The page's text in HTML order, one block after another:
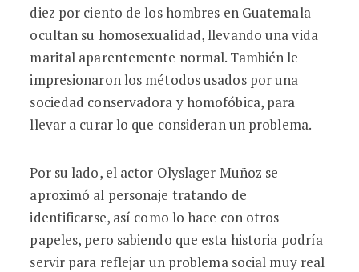
diez por ciento de los hombres en Guatemala
ocultan su homosexualidad, llevando una vida
marital aparentemente normal. También le
impresionaron los métodos usados por una
sociedad conservadora y homofóbica, para
llevar a curar lo que consideran un problema.
Por su lado, el actor Olyslager Muñoz se
aproximó al personaje tratando de
identificarse, así como lo hace con otros
papeles, pero sabiendo que esta historia podría
servir para reflejar un problema social muy real